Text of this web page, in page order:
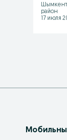
район
17 июля